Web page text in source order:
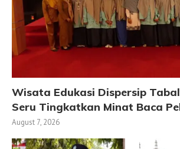
Wisata Edukasi Dispersip
Seru Tingkatkan Minat Baca
August 7, 2026